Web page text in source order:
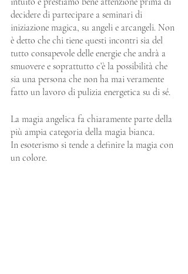
decidere di partecipare a seminari di
iniziazione magica, su angeli e arcangeli. Non
è detto che chi tiene questi incontri sia del
tutto consapevole delle energie che andrà a
smuovere e soprattutto c’è la possibilità che
sia una persona che non ha mai veramente
fatto un lavoro di pulizia energetica su di sé.
La magia angelica fa chiaramente parte della
più ampia categoria della magia bianca.
In esoterismo si tende a definire la magia con
un colore.